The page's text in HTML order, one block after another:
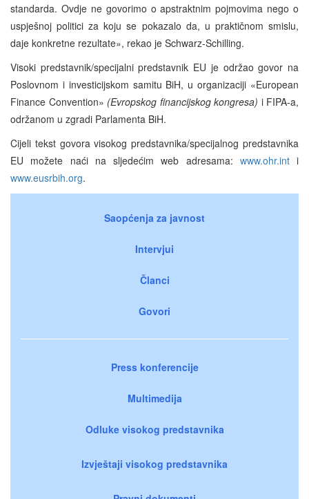
standarda. Ovdje ne govorimo o apstraktnim pojmovima nego o
uspješnoj politici za koju se pokazalo da, u praktičnom smislu,
daje konkretne rezultate», rekao je Schwarz-Schilling.
Visoki predstavnik/specijalni predstavnik EU je održao govor na
Poslovnom i investicijskom samitu BiH, u organizaciji «European
Finance Convention» (Evropskog financijskog kongresa) i FIPA-a,
održanom u zgradi Parlamenta BiH.
Cijeli tekst govora visokog predstavnika/specijalnog predstavnika
EU možete naći na sljedećim web adresama: www.ohr.inti
www.eusrbih.org.
Saopćenja za javnost
Intervjui
Članci
Govori
Press konferencije
Multimedija
Odluke visokog predstavnika
Izvještaji visokog predstavnika